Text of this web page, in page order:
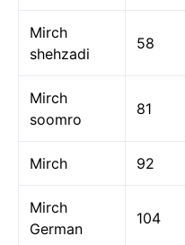
Mirch
shehzadi
58
Mirch
soomro
81
Mirch 92
Mirch
German
104